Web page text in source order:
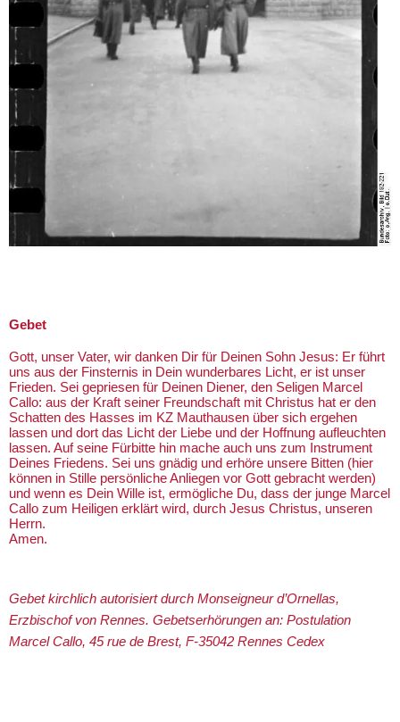
Gebet
Gott, unser Vater, wir danken Dir für Deinen Sohn Jesus: Er führt
uns aus der Finsternis in Dein wunderbares Licht, er ist unser
Frieden. Sei gepriesen für Deinen Diener, den Seligen Marcel
Callo: aus der Kraft seiner Freundschaft mit Christus hat er den
Schatten des Hasses im KZ Mauthausen über sich ergehen
lassen und dort das Licht der Liebe und der Hoffnung aufleuchten
lassen. Auf seine Fürbitte hin mache auch uns zum Instrument
Deines Friedens. Sei uns gnädig und erhöre unsere Bitten (hier
können in Stille persönliche Anliegen vor Gott gebracht werden)
und wenn es Dein Wille ist, ermögliche Du, dass der junge Marcel
Callo zum Heiligen erklärt wird, durch Jesus Christus, unseren
Herrn.
Amen.
Gebet kirchlich autorisiert durch Monseigneur d’Ornellas,
Erzbischof von Rennes. Gebetserhörungen an: Postulation
Marcel Callo, 45 rue de Brest, F-35042 Rennes Cedex